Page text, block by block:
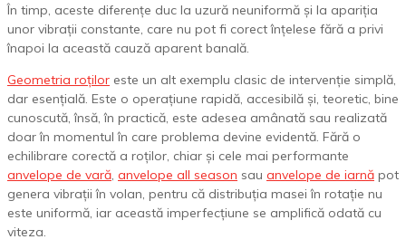
În timp, aceste diferențe duc la uzură neuniformă și la apariția
unor vibrații constante, care nu pot fi corect înțelese fără a privi
înapoi la această cauză aparent banală.
Geometria roților este un alt exemplu clasic de intervenție simplă,
dar esențială. Este o operațiune rapidă, accesibilă și, teoretic, bine
cunoscută, însă, în practică, este adesea amânată sau realizată
doar în momentul în care problema devine evidentă. Fără o
echilibrare corectă a roților, chiar și cele mai performante
anvelope de vară anvelope all season sau anvelope de iarnă pot
genera vibrații în volan, pentru că distribuția masei în rotație nu
este uniformă, iar această imperfecțiune se amplifică odată cu
viteza.